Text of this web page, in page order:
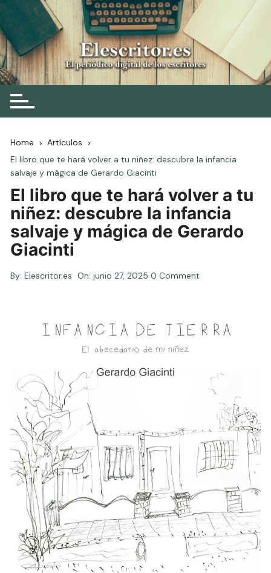
Skip
to
content
Elescritor.es
El periódico digital de los escritores
Home
Artículos
El libro que te hará volver a tu niñez: descubre la infancia
salvaje y mágica de Gerardo Giacinti
El libro que te hará volver a tu
niñez: descubre la infancia
salvaje y mágica de Gerardo
Giacinti
By: Elescritor.es On:junio 27, 2025 0 Comment